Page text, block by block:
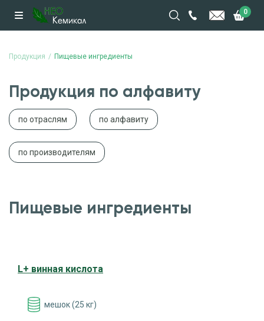
0
Продукция Пищевые ингредиенты
Продукция по алфавиту
по отраслям по алфавиту
по производителям
Пищевые ингредиенты
L+ винная кислота
мешок (25 кг)